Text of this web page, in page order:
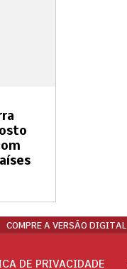
COMPRE A VERSÃO DIGITAL
DE PRIVACIDADE